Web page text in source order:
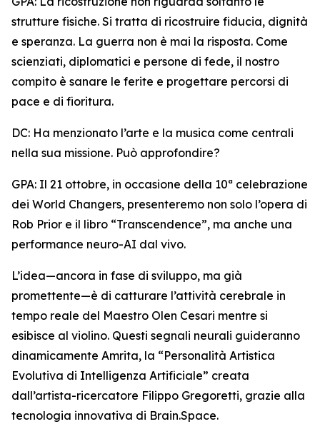
strutture fisiche. Si tratta di ricostruire fiducia, dignità
e speranza. La guerra non è mai la risposta. Come
scienziati, diplomatici e persone di fede, il nostro
compito è sanare le ferite e progettare percorsi di
pace e di fioritura.
DC: Ha menzionato l’arte e la musica come centrali
nella sua missione. Può approfondire?
GPA: Il 21 ottobre, in occasione della 10ª celebrazione
dei World Changers, presenteremo non solo l’opera di
Rob Prior e il libro “Transcendence”, ma anche una
performance neuro-AI dal vivo.
L’idea—ancora in fase di sviluppo, ma già
promettente—è di catturare l’attività cerebrale in
tempo reale del Maestro Olen Cesari mentre si
esibisce al violino. Questi segnali neurali guideranno
dinamicamente Amrita, la “Personalità Artistica
Evolutiva di Intelligenza Artificiale” creata
dall’artista-ricercatore Filippo Gregoretti, grazie alla
tecnologia innovativa di Brain.Space.